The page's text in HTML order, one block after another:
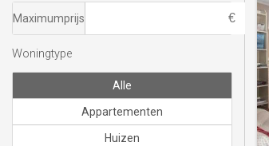
Maximumprijs
Woningtype
Alle
Appartementen
Huizen